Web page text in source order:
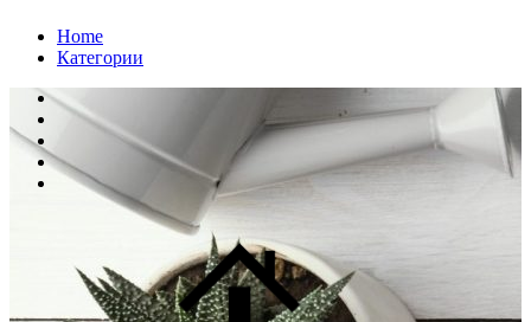
ПерейтиHome
Категории